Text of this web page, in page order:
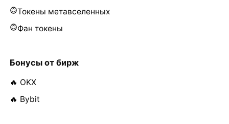
Токены метавселенных
Фан токены
Бонусы от бирж
🔥 OKX
🔥 Bybit